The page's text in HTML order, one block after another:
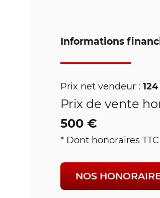
Informations
Prix net vendeur :
Prix de vente
500 €
* Dont honoraires TTC
NOS